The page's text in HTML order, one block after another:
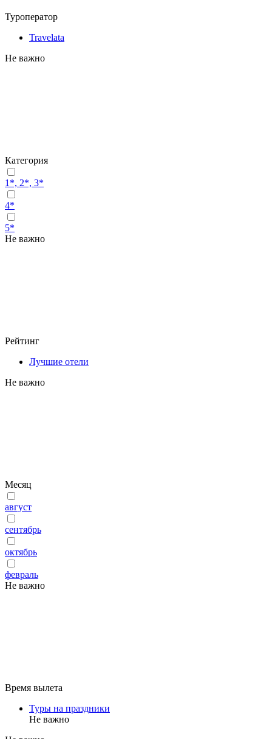
Туроператор
Travelata
Не важно
Категория
1*, 2*, 3*
4*
5*
Не важно
Рейтинг
Лучшие отели
Не важно
Месяц
август
сентябрь
октябрь
февраль
Не важно
Время вылета
Туры на праздники
Не важно